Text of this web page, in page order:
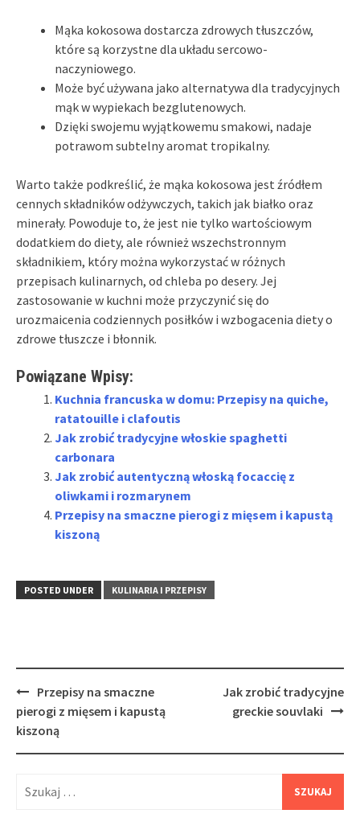
Mąka kokosowa dostarcza zdrowych tłuszczów,
które są korzystne dla układu sercowo-
naczyniowego.
Może być używana jako alternatywa dla tradycyjnych
mąk w wypiekach bezglutenowych.
Dzięki swojemu wyjątkowemu smakowi, nadaje
potrawom subtelny aromat tropikalny.
Warto także podkreślić, że mąka kokosowa jest źródłem
cennych składników odżywczych, takich jak białko oraz
minerały. Powoduje to, że jest nie tylko wartościowym
dodatkiem do diety, ale również wszechstronnym
składnikiem, który można wykorzystać w różnych
przepisach kulinarnych, od chleba po desery. Jej
zastosowanie w kuchni może przyczynić się do
urozmaicenia codziennych posiłków i wzbogacenia diety o
zdrowe tłuszcze i błonnik.
Powiązane Wpisy:
Kuchnia francuska w domu: Przepisy na quiche,
ratatouille i clafoutis
Jak zrobić tradycyjne włoskie spaghetti
carbonara
Jak zrobić autentyczną włoską focaccię z
oliwkami i rozmarynem
Przepisy na smaczne pierogi z mięsem i kapustą
kiszoną
POSTED UNDER KULINARIA I PRZEPISY
Post
navigation
Przepisy na smaczne
pierogi z mięsem i kapustą
kiszoną
Jak zrobić tradycyjne
greckie souvlaki